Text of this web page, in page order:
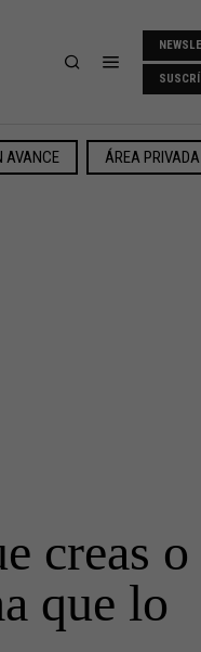
AVANCE ÁREA PRIVADA
creas o
que lo